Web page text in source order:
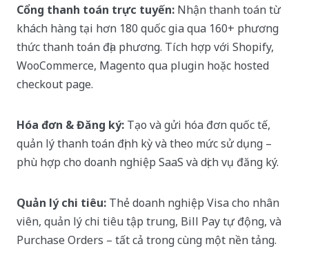
Cổng thanh toán trực tuyến: Nhận thanh toán từ
khách hàng tại hơn 180 quốc gia qua 160+ phương
thức thanh toán địa phương. Tích hợp với Shopify,
WooCommerce, Magento qua plugin hoặc hosted
checkout page.
Hóa đơn & Đăng ký: Tạo và gửi hóa đơn quốc tế,
quản lý thanh toán định kỳ và theo mức sử dụng –
phù hợp cho doanh nghiệp SaaS và dịch vụ đăng ký.
Quản lý chi tiêu: Thẻ doanh nghiệp Visa cho nhân
viên, quản lý chi tiêu tập trung, Bill Pay tự động, và
Purchase Orders – tất cả trong cùng một nền tảng.